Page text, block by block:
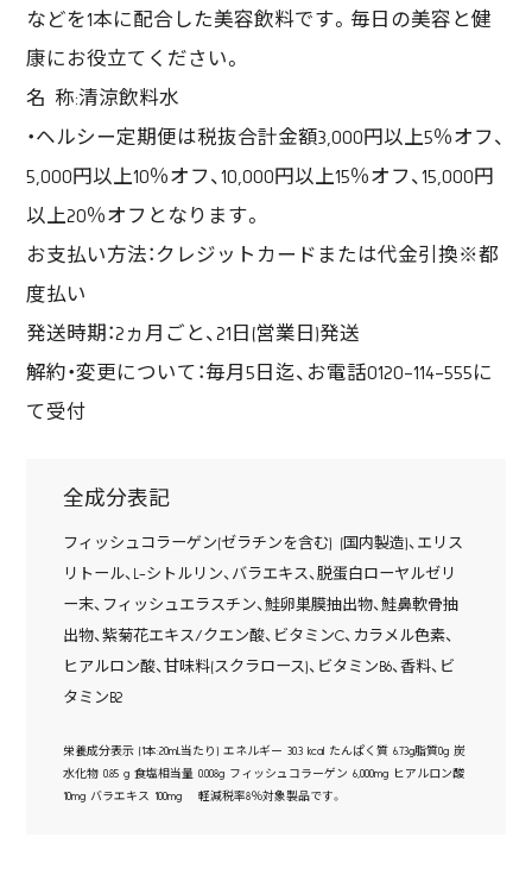
などを1本に配合した美容飲料です。毎日の美容と健
康にお役立てください。
名 称:清涼飲料水
・ヘルシー定期便は税抜合計金額3,000円以上5％オフ、
5,000円以上10％オフ、10,000円以上15％オフ、15,000円
以上20％オフとなります。
お支払い方法：クレジットカードまたは代金引換※都
度払い
発送時期：2ヵ月ごと、21日(営業日)発送
解約・変更について：毎月5日迄、お電話0120-114-555に
て受付
全成分表記
フィッシュコラーゲン(ゼラチンを含む) (国内製造)、エリス
リトール、L-シトルリン、バラエキス、脱蛋白ローヤルゼリ
ー末、フィッシュエラスチン、鮭卵巣膜抽出物、鮭鼻軟骨抽
出物、紫菊花エキス/クエン酸、ビタミンC、カラメル色素、
ヒアルロン酸、甘味料(スクラロース)、ビタミンB6、香料、ビ
タミンB2
栄養成分表示 (1本:20mL当たり) エネルギー 30.3 kcal たんぱく質 6.73g脂質0g 炭
水化物 0.85 g 食塩相当量 0.008g フィッシュコラーゲン 6,000mg ヒアルロン酸
10mg バラエキス 100mg 軽減税率8％対象製品です。